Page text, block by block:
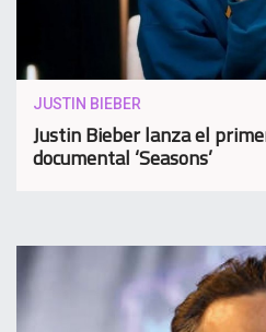
JUSTIN BIEBER
Justin Bieber lanza el
documental ‘Seasons’